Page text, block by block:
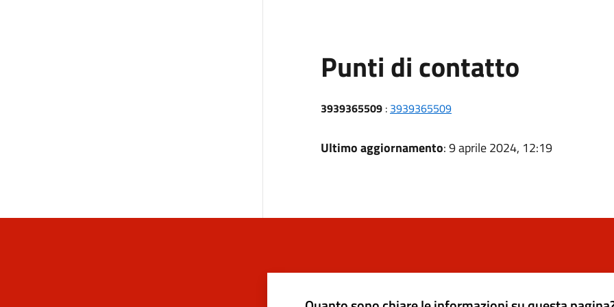
Punti di contatto
3939365509: 3939365509
Ultimo aggiornamento: 9 aprile 2024, 12:19